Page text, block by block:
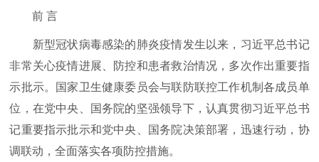
前 言
新型冠状病毒感染的肺炎疫情发生以来，习近平总书记
非常关心疫情进展、防控和患者救治情况，多次作出重要指
示批示。国家卫生健康委员会与联防联控工作机制各成员单
位，在党中央、国务院的坚强领导下，认真贯彻习近平总书
记重要指示批示和党中央、国务院决策部署，迅速行动，协
调联动，全面落实各项防控措施。